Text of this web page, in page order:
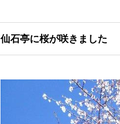
仙石亭に桜が咲きました